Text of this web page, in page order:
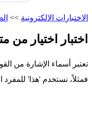
الاختبارات الإلكترونية >>
اختبار اختيار من
تعتبر أسماء الإشارة من
فمثلاً، نستخدم 'هذا' للمفرد